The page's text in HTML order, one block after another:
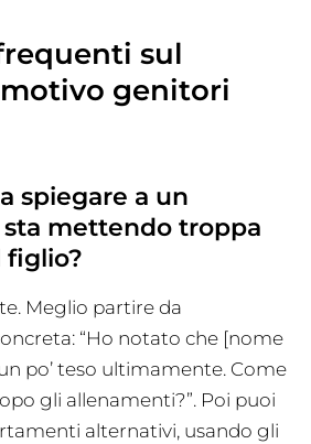
sul
genitori
spiegare a un
mettendo troppa
figlio?
Meglio partire da
“Ho notato che [nome
po’ teso ultimamente. Come
gli allenamenti?”. Poi puoi
alternativi, usando gli